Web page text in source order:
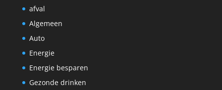
afval
Algemeen
Auto
Energie
Energie besparen
Gezonde drinken